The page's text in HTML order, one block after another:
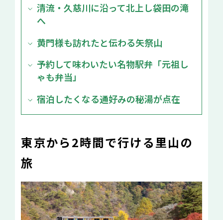
清流・久慈川に沿って北上し袋田の滝
へ
黄門様も訪れたと伝わる矢祭山
予約して味わいたい名物駅弁「元祖し
ゃも弁当」
宿泊したくなる通好みの秘湯が点在
東京から2時間で行ける里山の
旅